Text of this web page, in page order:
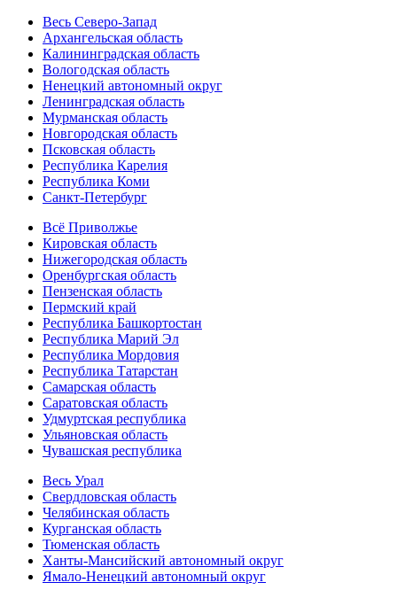
Весь Северо-Запад
Архангельская область
Калининградская область
Вологодская область
Ненецкий автономный округ
Ленинградская область
Мурманская область
Новгородская область
Псковская область
Республика Карелия
Республика Коми
Санкт-Петербург
Всё Приволжье
Кировская область
Нижегородская область
Оренбургская область
Пензенская область
Пермский край
Республика Башкортостан
Республика Марий Эл
Республика Мордовия
Республика Татарстан
Самарская область
Саратовская область
Удмуртская республика
Ульяновская область
Чувашская республика
Весь Урал
Свердловская область
Челябинская область
Курганская область
Тюменская область
Ханты-Мансийский автономный округ
Ямало-Ненецкий автономный округ